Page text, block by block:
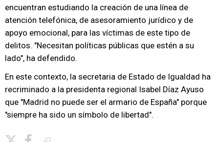
encuentran estudiando la creación de una línea de
atención telefónica, de asesoramiento jurídico y de
apoyo emocional, para las víctimas de este tipo de
delitos. "Necesitan políticas públicas que estén a su
lado", ha defendido.
En este contexto, la secretaria de Estado de Igualdad ha
recriminado a la presidenta regional Isabel Díaz Ayuso
que "Madrid no puede ser el armario de España" porque
"siempre ha sido un símbolo de libertad".